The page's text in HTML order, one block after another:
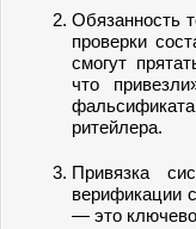
Обязанность
проверки
смогут
что
ритейлера.
Привязка
верификации
— это